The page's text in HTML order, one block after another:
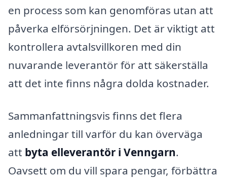
en process som kan genomföras utan att
påverka elförsörjningen. Det är viktigt att
kontrollera avtalsvillkoren med din
nuvarande leverantör för att säkerställa
att det inte finns några dolda kostnader.
Sammanfattningsvis finns det flera
anledningar till varför du kan överväga
att byta elleverantör i Venngarn.
Oavsett om du vill spara pengar, förbättra